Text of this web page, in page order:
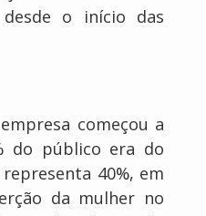
o início das
começou a
do público era do
40%, em
da mulher no